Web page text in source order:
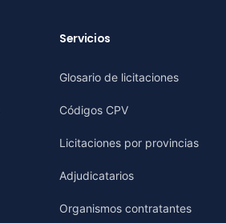
Servicios
Glosario de licitaciones
Códigos CPV
Licitaciones por provincias
Adjudicatarios
Organismos contratantes